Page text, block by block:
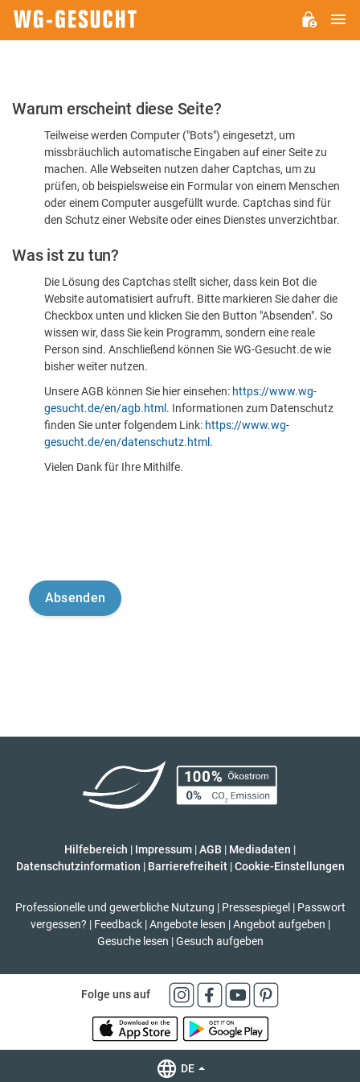
Bitte
dass
sind
Warum erscheint diese Seite?
Teilweise werden Computer ("Bots") eingesetzt, um
missbräuchlich automatische Eingaben auf einer Seite zu
machen. Alle Webseiten nutzen daher Captchas, um zu
prüfen, ob beispielsweise ein Formular von einem Menschen
oder einem Computer ausgefüllt wurde. Captchas sind für
den Schutz einer Website oder eines Dienstes unverzichtbar.
Was ist zu tun?
Die Lösung des Captchas stellt sicher, dass kein Bot die
Website automatisiert aufruft. Bitte markieren Sie daher die
Checkbox unten und klicken Sie den Button "Absenden". So
wissen wir, dass Sie kein Programm, sondern eine reale
Person sind. Anschließend können Sie WG-Gesucht.de wie
bisher weiter nutzen.
Unsere AGB können Sie hier einsehen: https://www.wg-
gesucht.de/en/agb.html . Informationen zum Datenschutz
finden Sie unter folgendem Link: https://www.wg-
gesucht.de/en/datenschutz.html .
Vielen Dank für Ihre Mithilfe.
Hilfebereich | Impressum |AGB | Mediadaten |
Datenschutzinformation | Barrierefreiheit | Cookie-Einstellungen
Professionelle und gewerbliche Nutzung | Pressespiegel | Passwort
vergessen? | Feedback | Angebote lesen | Angebot aufgeben |
Gesuche lesen | Gesuch aufgeben
Folge uns auf
DE